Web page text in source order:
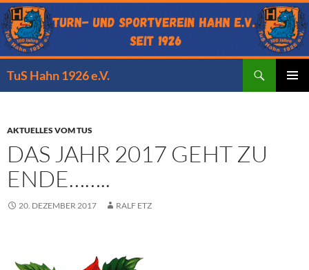
Zum
Inhalt
springen
TuS Hahn 1926 e.V.
AKTUELLES VOM TUS
DAS JAHR 2017 GEHT ZU
ENDE……..
20. DEZEMBER 2017 RALF ETZ